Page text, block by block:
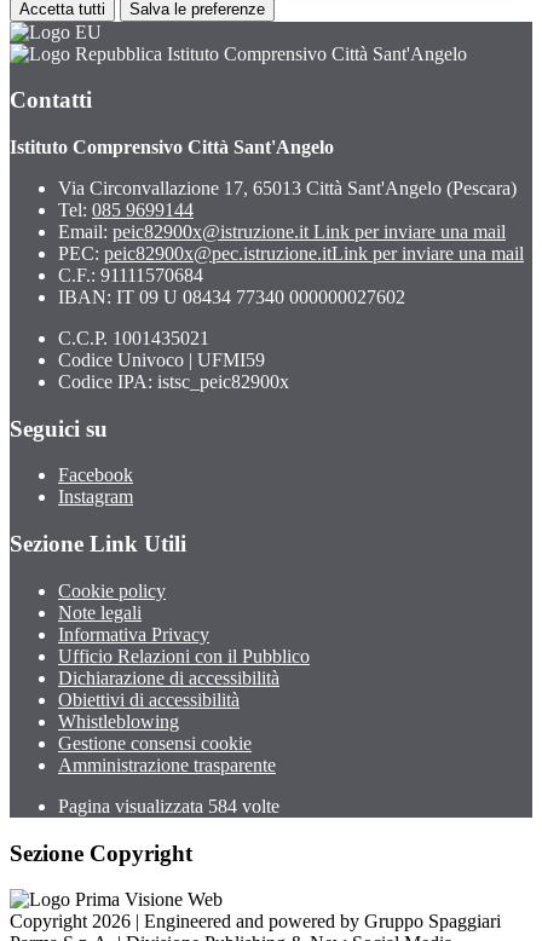
Accetta tutti Salva le preferenze
Istituto Comprensivo Città Sant'Angelo
Contatti
Istituto Comprensivo Città Sant'Angelo
Via Circonvallazione 17, 65013 Città Sant'Angelo (Pescara)
Tel: 085 9699144
Email: peic82900x@istruzione.it Link per inviare una mail
PEC: peic82900x@pec.istruzione.itLink per inviare una mail
C.F.: 91111570684
IBAN: IT 09 U 08434 77340 000000027602
C.C.P. 1001435021
Codice Univoco | UFMI59
Codice IPA: istsc_peic82900x
Seguici su
Facebook
Instagram
Sezione Link Utili
Cookie policy
Note legali
Informativa Privacy
Ufficio Relazioni con il Pubblico
Dichiarazione di accessibilità
Obiettivi di accessibilità
Whistleblowing
Gestione consensi cookie
Amministrazione trasparente
Pagina visualizzata 584 volte
Sezione Copyright
Copyright 2026 | Engineered and powered by Gruppo Spaggiari